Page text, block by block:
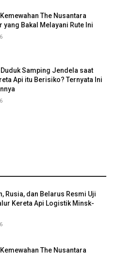
The Nusantara
yang Bakal Melayani Rute Ini
Duduk Samping Jendela saat
Api itu Berisiko? Ternyata Ini
Rusia, dan Belarus Resmi Uji
Kereta Api Logistik Minsk-
The Nusantara